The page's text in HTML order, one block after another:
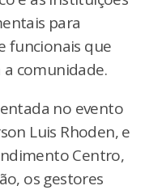
para
funcionais que
comunidade.
no evento
Luis Rhoden, e
Centro,
os gestores